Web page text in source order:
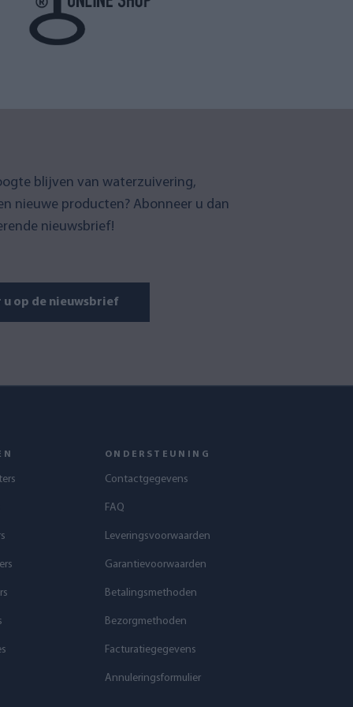
blijven van waterzuivering,
nieuwe producten? Abonneer u dan
nieuwsbrief!
u op de nieuwsbrief
ONDERSTEUNING
Contactgegevens
FAQ
Leveringsvoorwaarden
Garantievoorwaarden
Betalingsmethoden
Bezorgmethoden
Facturatiegegevens
Annuleringsformulier